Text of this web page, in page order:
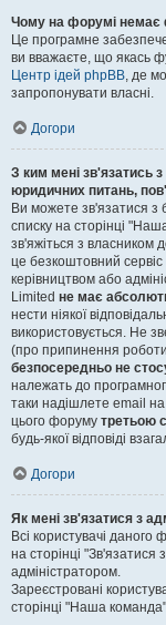
Чому на форумі немає
Це програмне
ви вважаєте, що якась
Центр ідей phpBB, де
запропонувати власні.
Догори
З ким мені зв'язатись
юридичних питань,
Ви можете зв'язатися з
списку на сторінці
зв'яжіться з власником
це безкоштовний
керівництвом або
Limited не має
нести ніякої
використовується. Не
(про припинення роботи
безпосередньо не
належать до
таки надішлете email
цього форуму третьою
будь-якої відповіді
Догори
Як мені зв'язатися з
Всі користувачі
на сторінці "Зв'язатися
адміністратором.
Зареєстровані
сторінці "Наша